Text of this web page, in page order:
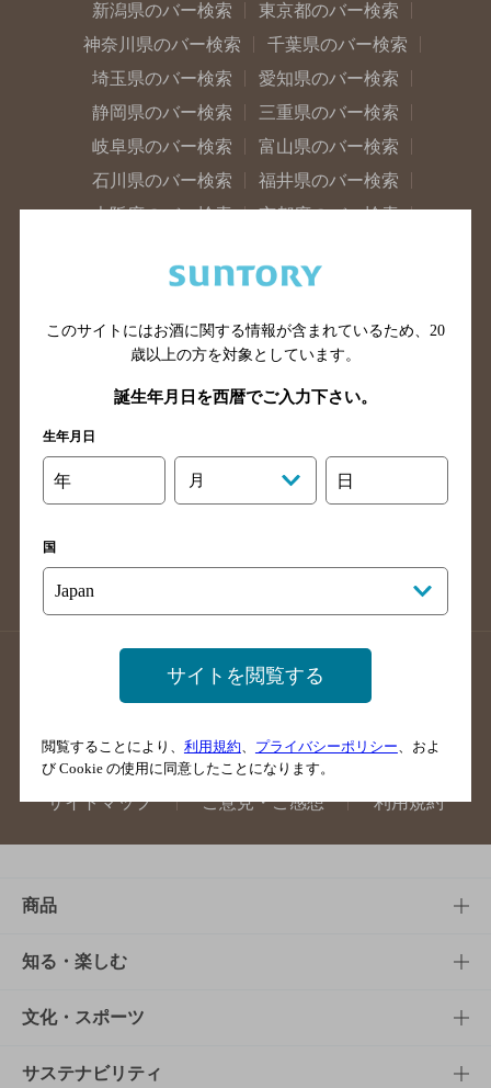
新潟県のバー検索
東京都のバー検索
神奈川県のバー検索
千葉県のバー検索
埼玉県のバー検索
愛知県のバー検索
静岡県のバー検索
三重県のバー検索
岐阜県のバー検索
富山県のバー検索
石川県のバー検索
福井県のバー検索
大阪府のバー検索
京都府のバー検索
滋賀県のバー検索
和歌山県のバー検索
山口県のバー検索
鳥取県のバー検索
島根県のバー検索
徳島県のバー検索
高知県のバー検索
福岡県のバー検索
長崎県のバー検索
佐賀県のバー検索
店舗登録方法のご案内
店舗情報更新方法のご案内
掲載店舗様ログイン
サイトマップ ご意見・ご感想 利用規約
商品
商品TOP
商品一覧
商品発売情報
知る・楽しむ
知る・楽しむTOP
キャンペーン
文化・スポーツ
文化・スポーツTOP
サステナビリティ
このサイトにはお酒に関する情報が含まれているため、 20
歳以上の方を対象としています。
誕生年月日を西暦でご入力下さい。
生年月日
年 月 日
国
サイトを閲覧する
閲覧することにより、 利用規約 プライバシーポリシー 、およ
び Cookie の使用に同意したことになります。